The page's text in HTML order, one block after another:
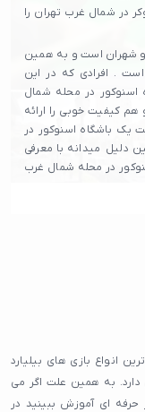
در شمال غرب تهران را
و شهران است و به همین
. افرادی که در این
اسنوکور در محله شمال
هم کیفیت خوبی را ارائه
یک باشگاه اسنوکور در
دلیل میدانه با معرفی
در محله شمال غرب
انواع بازی های بیلیارد
دارد. به همین علت اگر می
حرفه ای آموزش ببینید در